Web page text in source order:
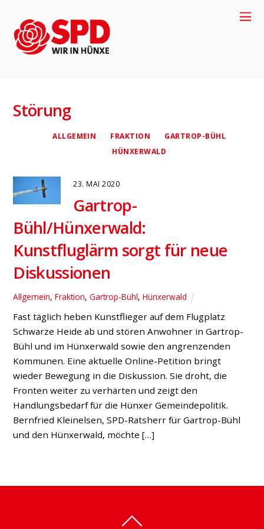
Störung
ALLGEMEIN FRAKTION
GARTROP-BÜHL
HÜNXERWALD
23. MAI 2020
Gartrop-
Bühl/Hünxerwald:
Kunstfluglärm sorgt für neue
Diskussionen
Allgemein,Fraktion,Gartrop-Bühl,Hünxerwald
Fast täglich heben Kunstflieger auf dem Flugplatz
Schwarze Heide ab und stören Anwohner in Gartrop-
Bühl und im Hünxerwald sowie den angrenzenden
Kommunen. Eine aktuelle Online-Petition bringt
wieder Bewegung in die Diskussion. Sie droht, die
Fronten weiter zu verhärten und zeigt den
Handlungsbedarf für die Hünxer Gemeindepolitik.
Bernfried Kleinelsen, SPD-Ratsherr für Gartrop-Bühl
und den Hünxerwald, möchte […]